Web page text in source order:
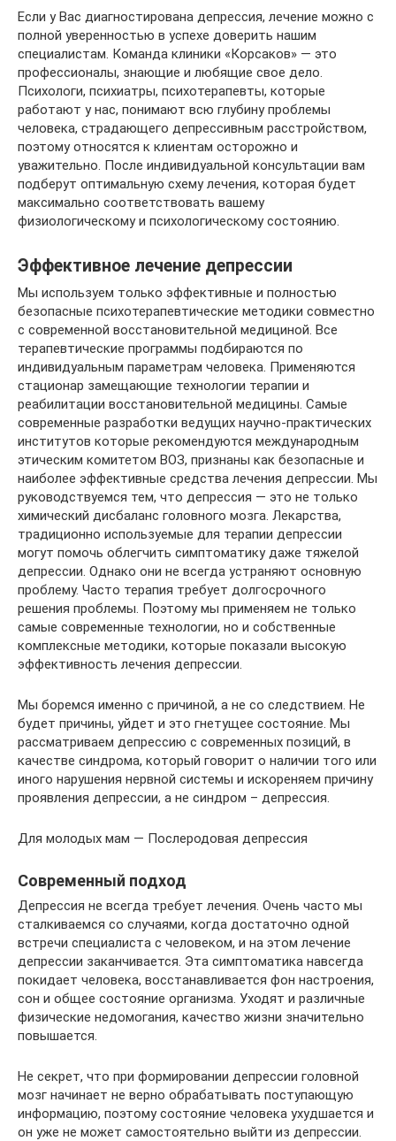
Если у Вас диагностирована депрессия, лечение можно с
полной уверенностью в успехе доверить нашим
специалистам. Команда клиники «Корсаков» — это
профессионалы, знающие и любящие свое дело.
Психологи, психиатры, психотерапевты, которые
работают у нас, понимают всю глубину проблемы
человека, страдающего депрессивным расстройством,
поэтому относятся к клиентам осторожно и
уважительно. После индивидуальной консультации вам
подберут оптимальную схему лечения, которая будет
максимально соответствовать вашему
физиологическому и психологическому состоянию.
Эффективное лечение депрессии
Мы используем только эффективные и полностью
безопасные психотерапевтические методики совместно
с современной восстановительной медициной. Все
терапевтические программы подбираются по
индивидуальным параметрам человека. Применяются
стационар замещающие технологии терапии и
реабилитации восстановительной медицины. Самые
современные разработки ведущих научно-практических
институтов которые рекомендуются международным
этическим комитетом ВОЗ, признаны как безопасные и
наиболее эффективные средства лечения депрессии. Мы
руководствуемся тем, что депрессия — это не только
химический дисбаланс головного мозга. Лекарства,
традиционно используемые для терапии депрессии
могут помочь облегчить симптоматику даже тяжелой
депрессии. Однако они не всегда устраняют основную
проблему. Часто терапия требует долгосрочного
решения проблемы. Поэтому мы применяем не только
самые современные технологии, но и собственные
комплексные методики, которые показали высокую
эффективность лечения депрессии.
Мы боремся именно с причиной, а не со следствием. Не
будет причины, уйдет и это гнетущее состояние. Мы
рассматриваем депрессию с современных позиций, в
качестве синдрома, который говорит о наличии того или
иного нарушения нервной системы и искореняем причину
проявления депрессии, а не синдром – депрессия.
Для молодых мам — Послеродовая депрессия
Современный подход
Депрессия не всегда требует лечения. Очень часто мы
сталкиваемся со случаями, когда достаточно одной
встречи специалиста с человеком, и на этом лечение
депрессии заканчивается. Эта симптоматика навсегда
покидает человека, восстанавливается фон настроения,
сон и общее состояние организма. Уходят и различные
физические недомогания, качество жизни значительно
повышается.
Не секрет, что при формировании депрессии головной
мозг начинает не верно обрабатывать поступающую
информацию, поэтому состояние человека ухудшается и
он уже не может самостоятельно выйти из депрессии.